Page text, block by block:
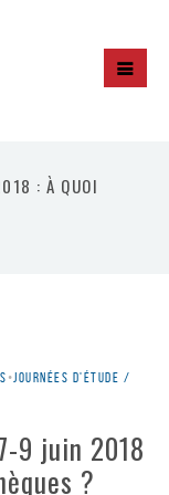
: À QUOI
•Journées d'étude /
9 juin 2018
?